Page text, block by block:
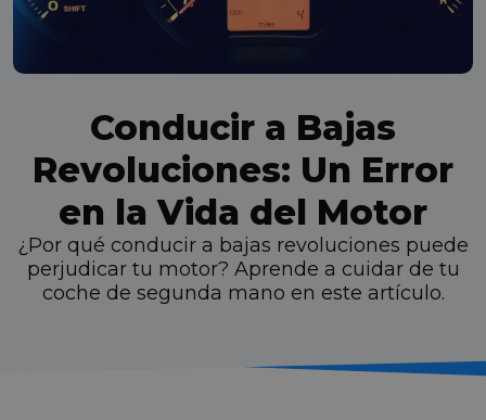
Conducir a Bajas
Revoluciones: Un Error
en la Vida del Motor
¿Por qué conducir a bajas revoluciones puede
perjudicar tu motor? Aprende a cuidar de tu
coche de segunda mano en este artículo.